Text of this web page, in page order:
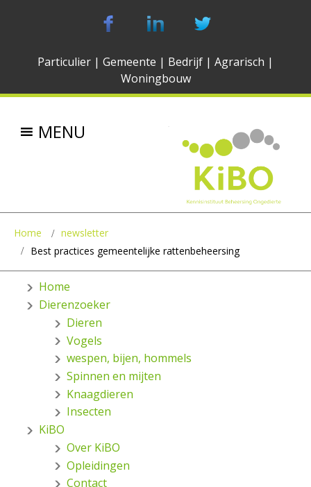
Particulier | Gemeente | Bedrijf | Agrarisch |
Woningbouw
MENU
Home
newsletter
Best practices gemeentelijke rattenbeheersing
Home
Dierenzoeker
Dieren
Vogels
wespen, bijen, hommels
Spinnen en mijten
Knaagdieren
Insecten
KiBO
Over KiBO
Opleidingen
Contact